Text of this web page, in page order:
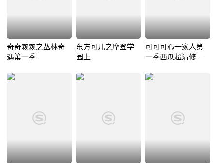
奇奇颗颗之丛林奇
遇第一季
东方可儿之摩登学
园上
可可可心一家人第
一季西瓜超清修复